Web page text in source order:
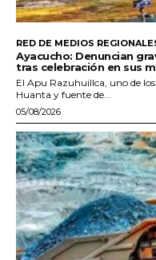
RED DE MEDIOS
Ayacucho: Denuncian
tras celebración en sus
El Apu Razuhuillca, uno de
Huanta y fuente de...
05/08/2026